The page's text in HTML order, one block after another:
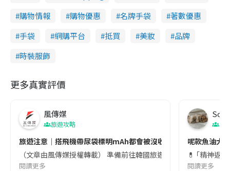
購物情報
購物優惠 名牌手袋
著數優惠
手袋
網購平台 抵買 美妝
品牌
時裝服飾
更多真實評價
風傳媒
旅遊攻略
旅遊注意｜搭飛機帶尿袋標明mAh都會被沒收😱出發前切記檢查
（文章由風傳媒授權轉載） 準備前往韓國旅遊的民眾，近期要
閱讀更多
Soul
呢款魚油大
💊 ｢精神返
閱讀更多